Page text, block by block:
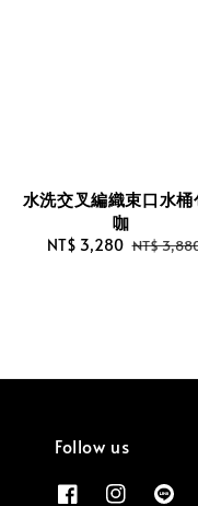
水洗交叉編織束口水
咖
Sale
NT$ 3,280 Regular
NT$
Follow us